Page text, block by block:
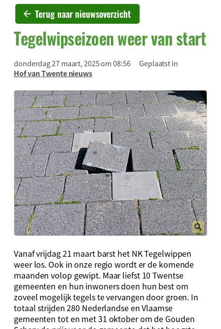
Terug naar nieuwsoverzicht
Tegelwipseizoen weer van start
donderdag 27 maart, 2025 om 08:56
Geplaatst in
Hof van Twente nieuws
Vanaf vrijdag 21 maart barst het NK Tegelwippen
weer los. Ook in onze regio wordt er de komende
maanden volop gewipt. Maar liefst 10 Twentse
gemeenten en hun inwoners doen hun best om
zoveel mogelijk tegels te vervangen door groen. In
totaal strijden 280 Nederlandse en Vlaamse
gemeenten tot en met 31 oktober om de Gouden